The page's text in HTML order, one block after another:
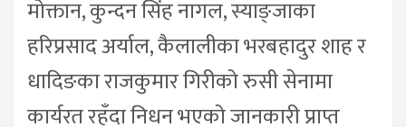
मोक्तान, कुन्दन सिंह नागल, स्याङ्जाका
हरिप्रसाद अर्याल, कैलालीका भरबहादुर शाह र
धादिङका राजकुमार गिरीको रुसी सेनामा
कार्यरत रहँदा निधन भएको जानकारी प्राप्त